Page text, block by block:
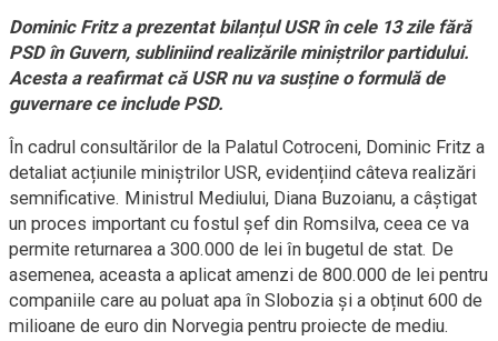
Dominic Fritz a prezentat bilanțul USR în cele 13 zile fără
PSD în Guvern, subliniind realizările miniștrilor partidului.
Acesta a reafirmat că USR nu va susține o formulă de
guvernare ce include PSD.
În cadrul consultărilor de la Palatul Cotroceni, Dominic Fritz a
detaliat acțiunile miniștrilor USR, evidențiind câteva realizări
semnificative. Ministrul Mediului, Diana Buzoianu, a câștigat
un proces important cu fostul șef din Romsilva, ceea ce va
permite returnarea a 300.000 de lei în bugetul de stat. De
asemenea, aceasta a aplicat amenzi de 800.000 de lei pentru
companiile care au poluat apa în Slobozia și a obținut 600 de
milioane de euro din Norvegia pentru proiecte de mediu.